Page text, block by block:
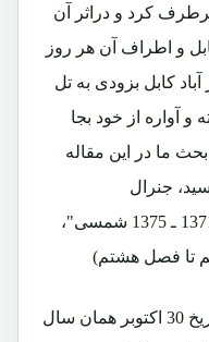
کرد و دراثر آن
و اطراف آن هر روز
کابل بزودی به تل
آواره از خود بجا
ما در این مقاله
جنرال
سیدعبدالقدوس: "جنگ های کابل 1371 ـ 1375 شمسی"،
حاکمیت چهار ماهه استاد ربانی بتاریخ 30 اکتوبر همان سال